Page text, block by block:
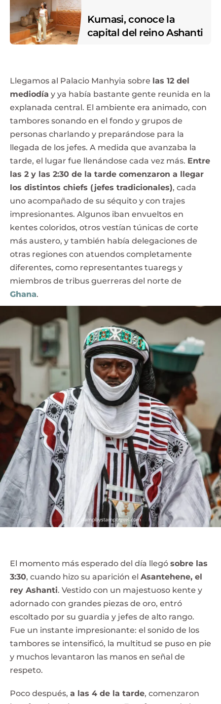
Kumasi, conoce la
capital del reino Ashanti
Llegamos al Palacio Manhyia sobre las 12 del
mediodía y ya había bastante gente reunida en la
explanada central. El ambiente era animado, con
tambores sonando en el fondo y grupos de
personas charlando y preparándose para la
llegada de los jefes. A medida que avanzaba la
tarde, el lugar fue llenándose cada vez más. Entre
las 2 y las 2:30 de la tarde comenzaron a llegar
los distintos chiefs (jefes tradicionales), cada
uno acompañado de su séquito y con trajes
impresionantes. Algunos iban envueltos en
kentes coloridos, otros vestían túnicas de corte
más austero, y también había delegaciones de
otras regiones con atuendos completamente
diferentes, como representantes tuaregs y
miembros de tribus guerreras del norte de
Ghana.
El momento más esperado del día llegó sobre las
3:30, cuando hizo su aparición el Asantehene, el
rey Ashanti. Vestido con un majestuoso kente y
adornado con grandes piezas de oro, entró
escoltado por su guardia y jefes de alto rango.
Fue un instante impresionante: el sonido de los
tambores se intensificó, la multitud se puso en pie
y muchos levantaron las manos en señal de
respeto.
Poco después, a las 4 de la tarde, comenzaron